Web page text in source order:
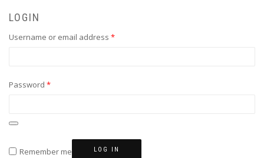
LOGIN
Username or email address *Required
Password *Required
Remember me LOG IN